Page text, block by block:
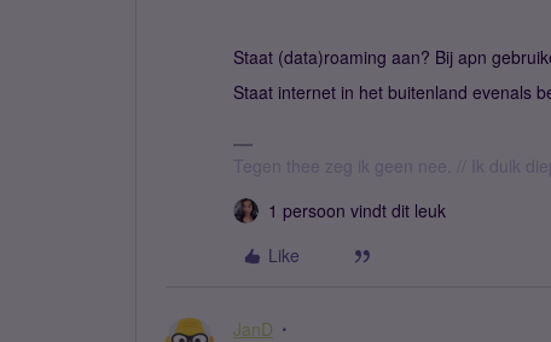
Staat (data)roaming aan? Bij apn
Staat internet in het buitenland evenals
Tegen thee zeg ik geen nee. // Ik duik
1 persoon vindt dit leuk
Like
JanD